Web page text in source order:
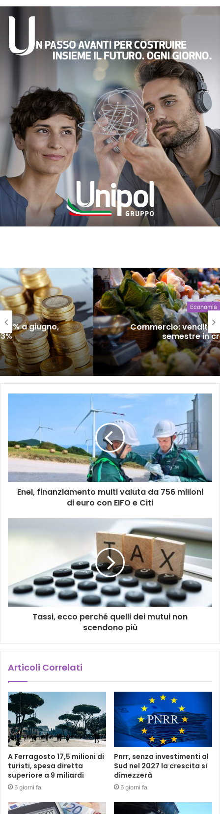
Economia
Commercio: vendite in lieve calo ma
semestre in crescita
Enel, finanziamento multi valuta da 756 milioni
di euro con EIFO e Citi
Tassi, ecco perché quelli dei mutui non
scendono più
Articoli Correlati
A Ferragosto 17,5 milioni di
turisti, spesa diretta
superiore a 9 miliardi
6 giorni fa
Pnrr, senza investimenti al
Sud nel 2027 la crescita si
dimezzerà
6 giorni fa